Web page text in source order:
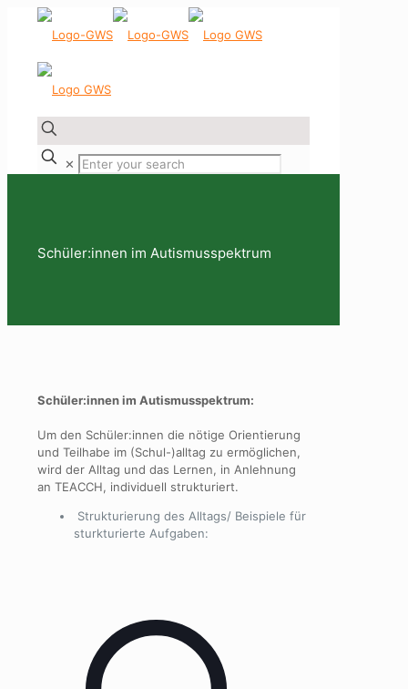
✕
Schüler:innen im Autismusspektrum
Schüler:innen im Autismusspektrum:
Um den Schüler:innen die nötige Orientierung
und Teilhabe im (Schul-)alltag zu ermöglichen,
wird der Alltag und das Lernen, in Anlehnung
an TEACCH, individuell strukturiert.
Strukturierung des Alltags/ Beispiele für
sturkturierte Aufgaben: